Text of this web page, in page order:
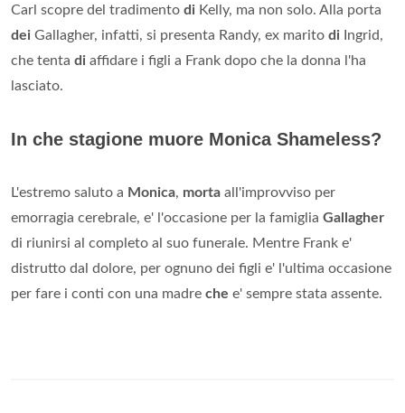
Carl scopre del tradimento di Kelly, ma non solo. Alla porta
dei Gallagher, infatti, si presenta Randy, ex marito di Ingrid,
che tenta di affidare i figli a Frank dopo che la donna l'ha
lasciato.
In che stagione muore Monica Shameless?
L'estremo saluto a Monica, morta all'improvviso per
emorragia cerebrale, e' l'occasione per la famiglia Gallagher
di riunirsi al completo al suo funerale. Mentre Frank e'
distrutto dal dolore, per ognuno dei figli e' l'ultima occasione
per fare i conti con una madre che e' sempre stata assente.